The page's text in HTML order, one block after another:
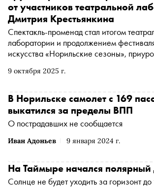
9 октября 2025 г.
от участников театральной
Дмитрия Крестьянкина
Спектакль-променад стал итогом
лаборатории и продолжением
искусства «Норильские сезоны»,
городском пространстве — общественно-
Иван Адоньев 9 января 2024 г.
В Норильске самолет с 169
выкатился за пределы ВПП
О пострадавших не сообщается
На Таймыре начался полярный
Солнце не будет уходить за горизонт